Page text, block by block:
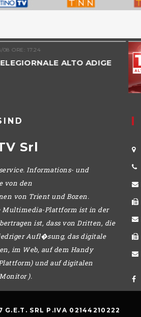
08 ORE: 17.24
ALTO ADIGE
Srl
Informations- und
von den
von Trient und Bozen.
Plattform ist in der
ist, dass von Dritten, die
Aufl�sung, das digitale
im Web, auf dem Handy
und auf digitalen
).
G.E.T. SRL P.IVA 02144210222